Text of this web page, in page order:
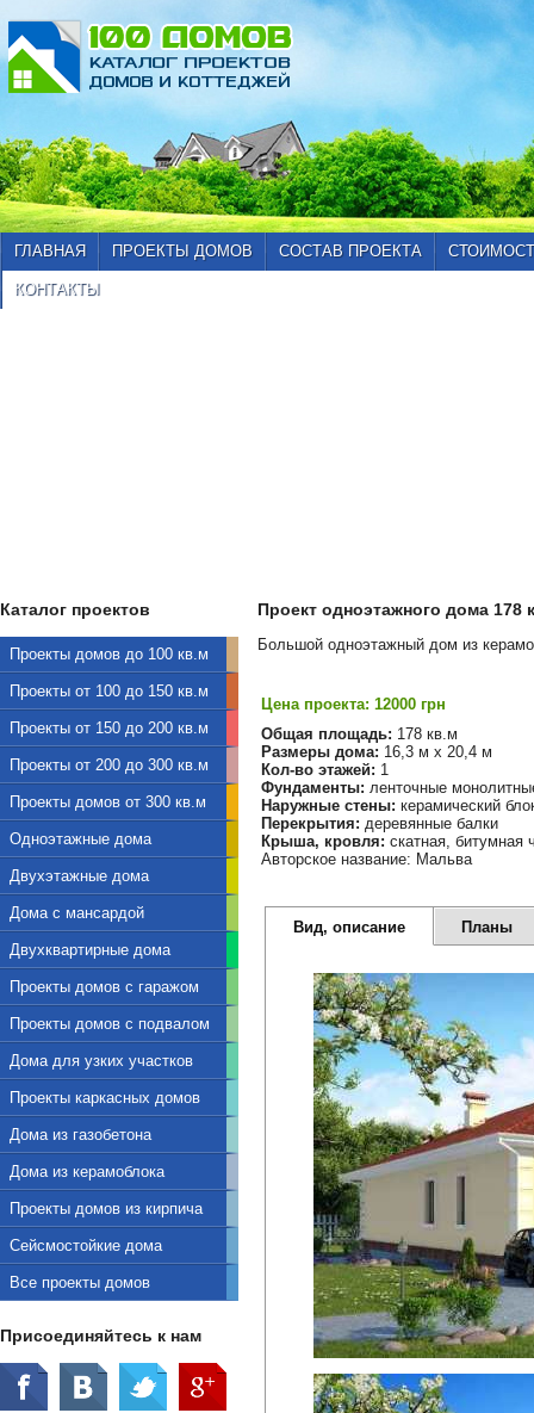
ГЛАВНАЯ ПРОЕКТЫ ДОМОВ СОСТАВ ПРОЕКТА
КОНТАКТЫ
Каталог проектов
Проекты домов до 100 кв.м
Проекты от 100 до 150 кв.м
Проекты от 150 до 200 кв.м
Проекты от 200 до 300 кв.м
Проекты домов от 300 кв.м
Одноэтажные дома
Двухэтажные дома
Дома с мансардой
Двухквартирные дома
Проекты домов с гаражом
Проекты домов с подвалом
Дома для узких участков
Проекты каркасных домов
Дома из газобетона
Дома из керамоблока
Проекты домов из кирпича
Сейсмостойкие дома
Все проекты домов
Присоединяйтесь к нам
Проект одноэтажного дома 178
Большой одноэтажный дом из
Цена проекта: 12000 грн
Общая площадь: 178 кв.м
Размеры дома: 16,3 м х 20,4 м
Кол-во этажей: 1
Фундаменты: ленточные
Наружные стены: керамический
Перекрытия: деревянные балки
Крыша, кровля: скатная, битумная
Авторское название: Мальва
Вид, описание Планы